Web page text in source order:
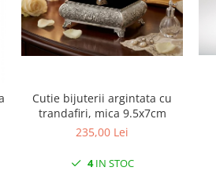
Cutie bijuterii argintata cu
trandafiri, mica 9.5x7cm
235,00 Lei
4IN STOC